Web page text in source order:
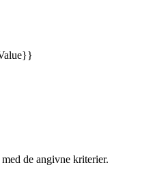
de angivne kriterier.